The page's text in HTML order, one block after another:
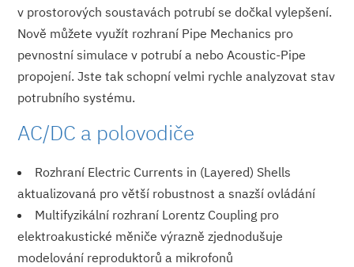
v prostorových soustavách potrubí se dočkal vylepšení.
Nově můžete využít rozhraní Pipe Mechanics pro
pevnostní simulace v potrubí a nebo Acoustic-Pipe
propojení. Jste tak schopní velmi rychle analyzovat stav
potrubního systému.
AC/DC a polovodiče
Rozhraní Electric Currents in (Layered) Shells
aktualizovaná pro větší robustnost a snazší ovládání
Multifyzikální rozhraní Lorentz Coupling pro
elektroakustické měniče výrazně zjednodušuje
modelování reproduktorů a mikrofonů